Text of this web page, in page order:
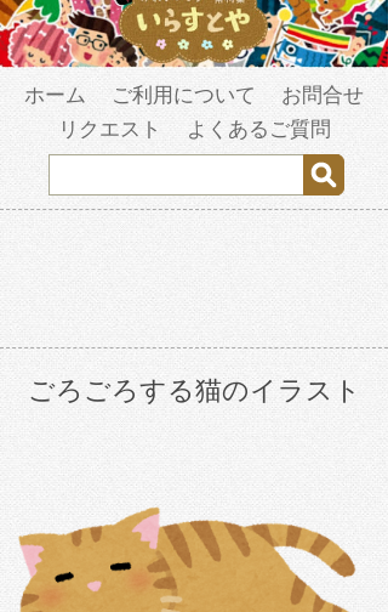
ホーム ご利用について
お問合せ
リクエスト
よくあるご質問
ごろごろする猫のイラスト